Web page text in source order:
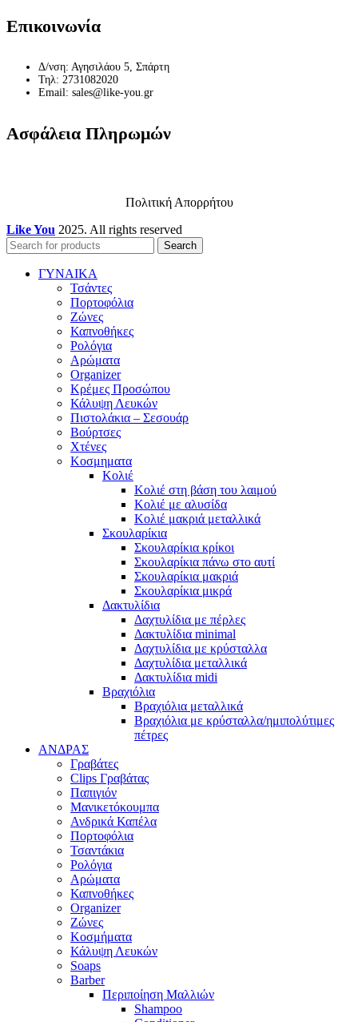
Επικοινωνία
Δ/νση: Αγησιλάου 5, Σπάρτη
Τηλ: 2731082020
Email: sales@like-you.gr
Ασφάλεια Πληρωμών
Πολιτική Απορρήτου
Like You 2025. All rights reserved
Search
ΓΥΝΑΙΚΑ
Τσάντες
Πορτοφόλια
Ζώνες
Καπνοθήκες
Ρολόγια
Αρώματα
Organizer
Κρέμες Προσώπου
Κάλυψη Λευκών
Πιστολάκια – Σεσουάρ
Βούρτσες
Χτένες
Κοσμηματα
Κολιέ
Κολιέ στη βάση του λαιμού
Κολιέ με αλυσίδα
Κολιέ μακριά μεταλλικά
Σκουλαρίκια
Σκουλαρίκια κρίκοι
Σκουλαρίκια πάνω στο αυτί
Σκουλαρίκια μακριά
Σκουλαρίκια μικρά
Δακτυλίδια
Δαχτυλίδια με πέρλες
Δακτυλίδια minimal
Δαχτυλίδια με κρύσταλλα
Δαχτυλίδια μεταλλικά
Δακτυλίδια midi
Βραχιόλια
Βραχιόλια μεταλλικά
Βραχιόλια με κρύσταλλα/ημιπολύτιμες
πέτρες
ΑΝΔΡΑΣ
Γραβάτες
Clips Γραβάτας
Παπιγιόν
Μανικετόκουμπα
Ανδρικά Καπέλα
Πορτοφόλια
Τσαντάκια
Ρολόγια
Αρώματα
Καπνοθήκες
Organizer
Ζώνες
Κοσμήματα
Κάλυψη Λευκών
Soaps
Barber
Περιποίηση Μαλλιών
Shampoo